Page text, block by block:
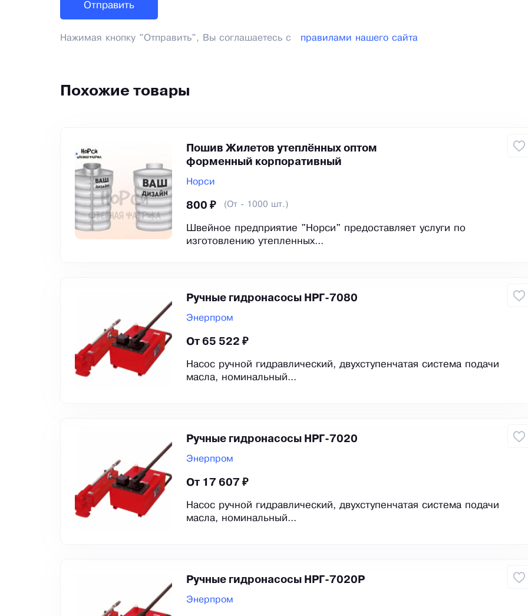
Нажимая кнопку "Отправить", Вы соглашаетесь с правилами нашего сайта
Похожие товары
Пошив Жилетов утеплённых оптом
форменный корпоративный
Норси
800 ₽ (От - 1000 шт.)
Швейное предприятие "Норси" предоставляет услуги по
изготовлению утепленных...
Ручные гидронасосы НРГ-7080
Энерпром
От 65 522 ₽
Насос ручной гидравлический, двухступенчатая система подачи
масла, номинальный...
Ручные гидронасосы НРГ-7020
Энерпром
От 17 607 ₽
Насос ручной гидравлический, двухступенчатая система подачи
масла, номинальный...
Ручные гидронасосы НРГ-7020Р
Энерпром